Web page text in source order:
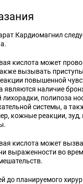
Кардиомагнил
кислота может
вызывать
повышенной
являются наличие
лихорадки, полипоза
системы, а
кожные реакции, зуд,
кислота может
выраженности во
до планируемого